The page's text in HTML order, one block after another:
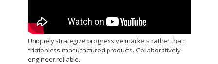
Uniquely strategize progressive markets rather than
frictionless manufactured products. Collaboratively
engineer reliable.